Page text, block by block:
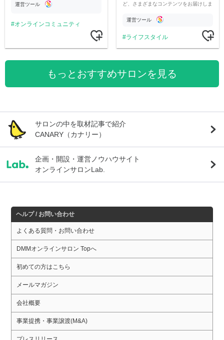
運営ツール
オンラインコミュニティ
ど、さまざまなコンテンツをお届けしま
運営ツール
ライフスタイル
もっとおすすめサロンを見る
サロンの中を取材記事で紹介
CANARY（カナリー）
企画・開設・運営ノウハウサイト
オンラインサロンLab.
ヘルプ / お問い合わせ
よくある質問・お問い合わせ
DMMオンラインサロン Topへ
初めての方はこちら
メールマガジン
会社概要
事業提携・事業譲渡(M&A)